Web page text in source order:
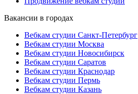
Вакансии в городах
Вебкам студии Санкт-Петербург
Вебкам студии Москва
Вебкам студии Новосибирск
Вебкам студии Саратов
Вебкам студии Краснодар
Вебкам студии Пермь
Вебкам студии Казань